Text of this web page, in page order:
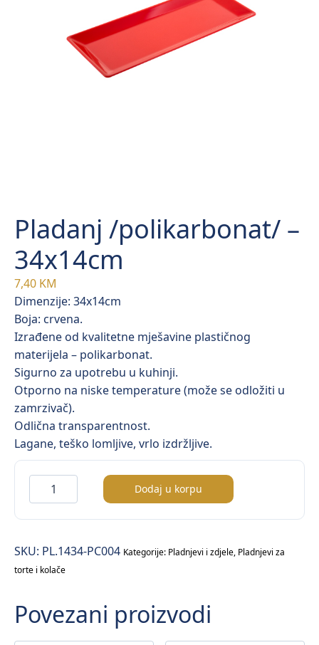
Pladanj /polikarbonat/ –
34x14cm
7,40 KM
Dimenzije: 34x14cm
Boja: crvena.
Izrađene od kvalitetne mješavine plastičnog
materijela – polikarbonat.
Sigurno za upotrebu u kuhinji.
Otporno na niske temperature (može se odložiti u
zamrzivač).
Odlična transparentnost.
Lagane, teško lomljive, vrlo izdržljive.
Pladanj
/polikarbonat/
–
količina
Dodaj u korpu
SKU: PL.1434-PC004 Kategorije: Pladnjevi i zdjele, Pladnjevi za
torte i kolače
Povezani proizvodi